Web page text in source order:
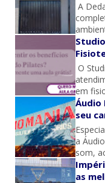
A
O
em
Áudio
seu
a
som,
as